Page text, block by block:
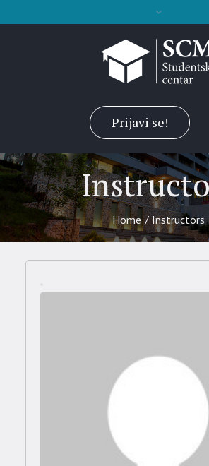
Prijavi se!
Home /Instructors